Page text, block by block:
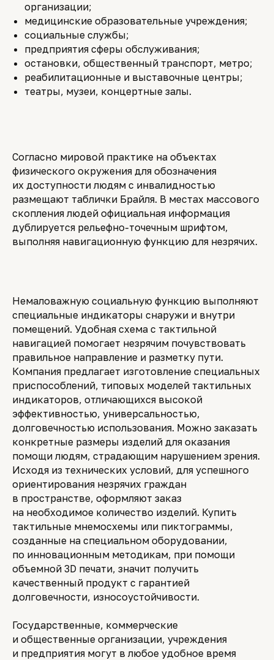
организации;
медицинские образовательные учреждения;
социальные службы;
предприятия сферы обслуживания;
остановки, общественный транспорт, метро;
реабилитационные и выставочные центры;
театры, музеи, концертные залы.
Согласно мировой практике на объектах
физического окружения для обозначения
их доступности людям с инвалидностью
размещают таблички Брайля. В местах массового
скопления людей официальная информация
дублируется рельефно-точечным шрифтом,
выполняя навигационную функцию для незрячих.
Немаловажную социальную функцию выполняют
специальные индикаторы снаружи и внутри
помещений. Удобная схема с тактильной
навигацией помогает незрячим почувствовать
правильное направление и разметку пути.
Компания предлагает изготовление специальных
приспособлений, типовых моделей тактильных
индикаторов, отличающихся высокой
эффективностью, универсальностью,
долговечностью использования. Можно заказать
конкретные размеры изделий для оказания
помощи людям, страдающим нарушением зрения.
Исходя из технических условий, для успешного
ориентирования незрячих граждан
в пространстве, оформляют заказ
на необходимое количество изделий. Купить
тактильные мнемосхемы или пиктограммы,
созданные на специальном оборудовании,
по инновационным методикам, при помощи
объемной 3D печати, значит получить
качественный продукт с гарантией
долговечности, износоустойчивости.
Государственные, коммерческие
и общественные организации, учреждения
и предприятия могут в любое удобное время